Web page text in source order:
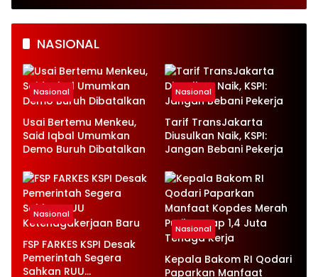
Pesat
NASIONAL
Nasional
Usai Bertemu Menkeu,
Said Iqbal Umumkan
Demo Buruh Dibatalkan
Nasional
Tarif TransJakarta
Diusulkan Naik, KSPI:
Jangan Bebani Pekerja
Nasional
FSP FARKES KSPI Desak
Pemerintah Segera
Sahkan RUU
Nasional
Kepala Bakom RI Qodari
Paparkan Manfaat